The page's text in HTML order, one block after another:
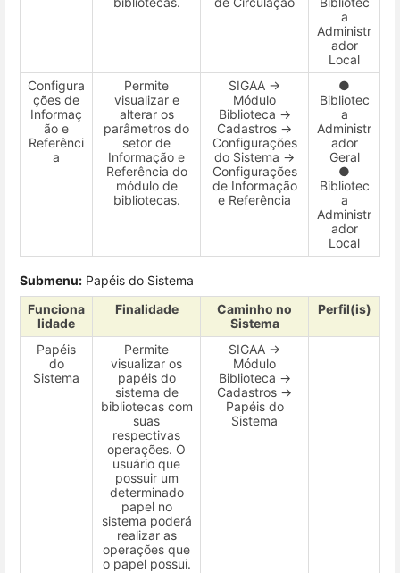
a
Administr
ador
Local
Configura
ções de
Informaç
ão e
Referênci
a
Permite
visualizar e
alterar os
parâmetros do
setor de
Informação e
Referência do
módulo de
bibliotecas.
SIGAA →
Módulo
Biblioteca →
Cadastros →
Configurações
do Sistema →
Configurações
de Informação
e Referência
●
Bibliotec
a
Administr
ador
Geral
●
Bibliotec
a
Administr
ador
Local
Submenu: Papéis do Sistema
Funciona
lidade
Finalidade
Caminho no
Sistema
Perfil(is)
Papéis
do
Sistema
Permite
visualizar os
papéis do
sistema de
bibliotecas com
suas
respectivas
operações. O
usuário que
possuir um
determinado
papel no
sistema poderá
realizar as
operações que
o papel possui.
SIGAA →
Módulo
Biblioteca →
Cadastros →
Papéis do
Sistema